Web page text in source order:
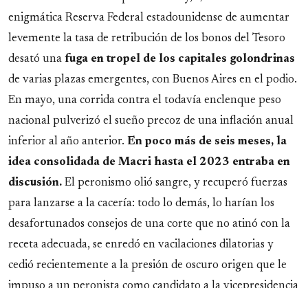
enigmática Reserva Federal estadounidense de aumentar
levemente la tasa de retribución de los bonos del Tesoro
desató una fuga en tropel de los capitales golondrinas
de varias plazas emergentes, con Buenos Aires en el podio.
En mayo, una corrida contra el todavía enclenque peso
nacional pulverizó el sueño precoz de una inflación anual
inferior al año anterior. En poco más de seis meses, la
idea consolidada de Macri hasta el 2023 entraba en
discusión. El peronismo olió sangre, y recuperó fuerzas
para lanzarse a la cacería: todo lo demás, lo harían los
desafortunados consejos de una corte que no atinó con la
receta adecuada, se enredó en vacilaciones dilatorias y
cedió recientemente a la presión de oscuro origen que le